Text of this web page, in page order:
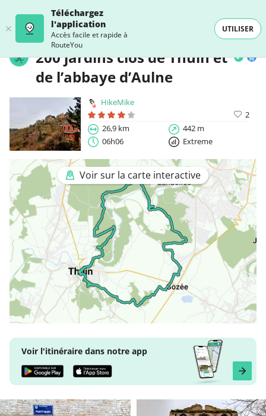
Téléchargez
l'application
Accès facile et rapide à
RouteYou
UTILISER
200 jardins clos de Thuin et
de l’abbaye d’Aulne
HikeMike
2
26,9 km
442 m
06h06
Extreme
Voir sur la carte interactive
Voir l'itinéraire dans notre app